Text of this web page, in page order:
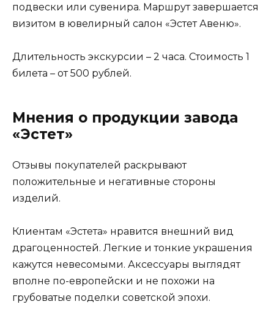
подвески или сувенира. Маршрут завершается
визитом в ювелирный салон «Эстет Авеню».
Длительность экскурсии – 2 часа. Стоимость 1
билета – от 500 рублей.
Мнения о продукции завода
«Эстет»
Отзывы покупателей раскрывают
положительные и негативные стороны
изделий.
Клиентам «Эстета» нравится внешний вид
драгоценностей. Легкие и тонкие украшения
кажутся невесомыми. Аксессуары выглядят
вполне по-европейски и не похожи на
грубоватые поделки советской эпохи.